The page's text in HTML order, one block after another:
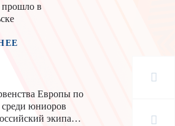
прошло в
Европы по
среди юниоров
экипаж